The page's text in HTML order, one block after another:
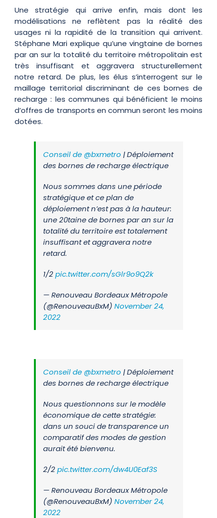
Une stratégie qui arrive enfin, mais dont les
modélisations ne reflètent pas la réalité des
usages ni la rapidité de la transition qui arrivent.
Stéphane Mari explique qu’une vingtaine de bornes
par an sur la totalité du territoire métropolitain est
très insuffisant et aggravera structurellement
notre retard. De plus, les élus s’interrogent sur le
maillage territorial discriminant de ces bornes de
recharge : les communes qui bénéficient le moins
d’offres de transports en commun seront les moins
dotées.
Conseil de @bxmetro | Déploiement
des bornes de recharge électrique
Nous sommes dans une période
stratégique et ce plan de
déploiement n’est pas à la hauteur:
une 20taine de bornes par an sur la
totalité du territoire est totalement
insuffisant et aggravera notre
retard.
1/2pic.twitter.com/sGlr9o9Q2k
— Renouveau Bordeaux Métropole
(@RenouveauBxM) November 24,
2022
Conseil de @bxmetro | Déploiement
des bornes de recharge électrique
Nous questionnons sur le modèle
économique de cette stratégie:
dans un souci de transparence un
comparatif des modes de gestion
aurait été bienvenu.
2/2pic.twitter.com/dw4U0Eaf3S
— Renouveau Bordeaux Métropole
(@RenouveauBxM) November 24,
2022